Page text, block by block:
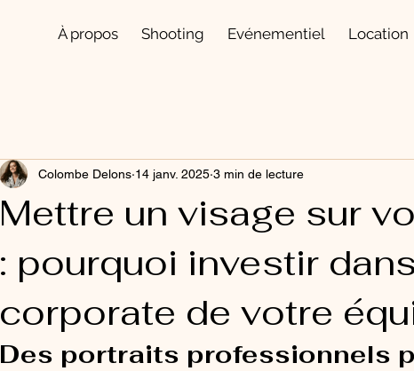
À propos Shooting Evénementiel Location
Mettre un visage sur
: pourquoi investir
corporate de votre
Colombe Delons 14 janv. 2025 3 min de lecture
Des portraits professionnels